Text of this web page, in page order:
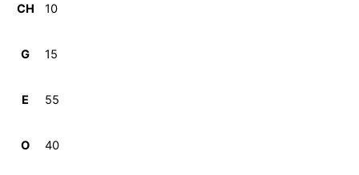
CH 10
G 15
E 55
O 40